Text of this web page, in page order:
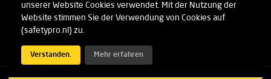
Arduinstraat 20
4827 HK Breda
Telefon: +31(0)76 751 25 18
E-Mail: info@safetypro.nl
unserer Website Cookies verwendet. Mit der Nutzung der
Website stimmen Sie der Verwendung von Cookies auf
{safetypro.nl} zu.
Verstanden. Mehr erfahren